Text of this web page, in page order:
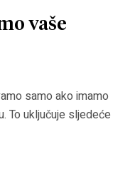
vaše
samo ako imamo
To uključuje sljedeće